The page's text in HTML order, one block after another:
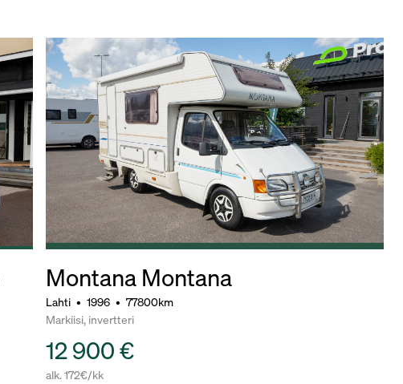
Montana Montana
Lahti • 1996 • 77800km
Markiisi, invertteri
12 900 €
alk. 172€/kk